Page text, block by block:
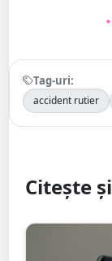
Tag-uri:
accident rutier
Citește și